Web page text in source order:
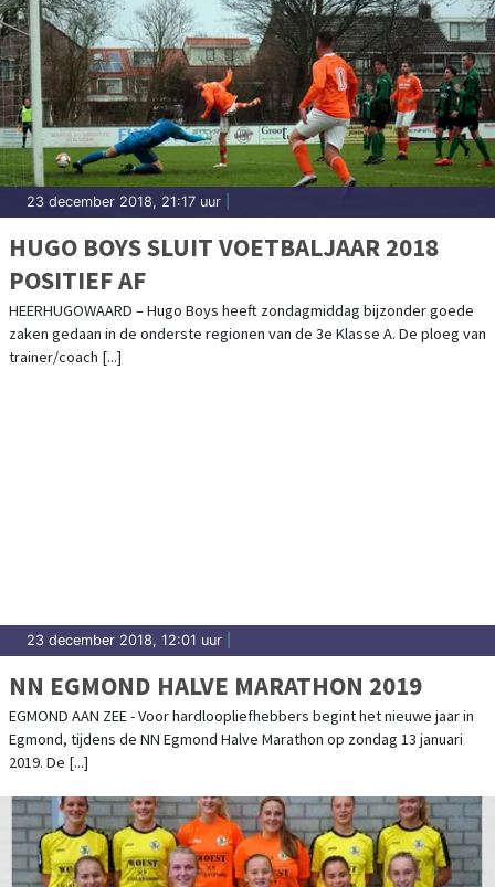
23 december 2018, 21:17 uur
HUGO BOYS SLUIT VOETBALJAAR 2018
POSITIEF AF
HEERHUGOWAARD – Hugo Boys heeft zondagmiddag bijzonder goede
zaken gedaan in de onderste regionen van de 3e Klasse A. De ploeg van
trainer/coach [...]
23 december 2018, 12:01 uur
NN EGMOND HALVE MARATHON 2019
EGMOND AAN ZEE - Voor hardloopliefhebbers begint het nieuwe jaar in
Egmond, tijdens de NN Egmond Halve Marathon op zondag 13 januari
2019. De [...]